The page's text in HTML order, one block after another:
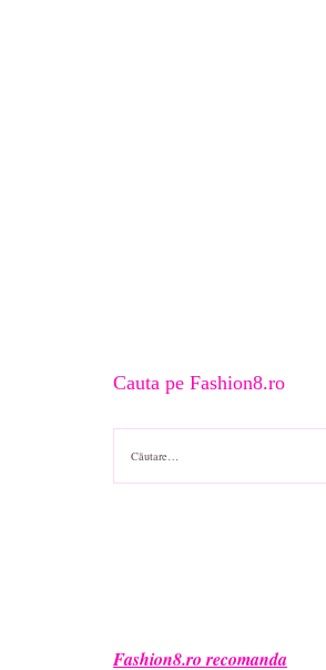
Cauta pe Fashion8.ro
Caută
după:
Fashion8.ro recomanda